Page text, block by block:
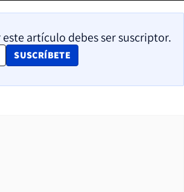
artículo debes ser suscriptor.
SUSCRÍBETE
OPENS IN NEW WINDOW